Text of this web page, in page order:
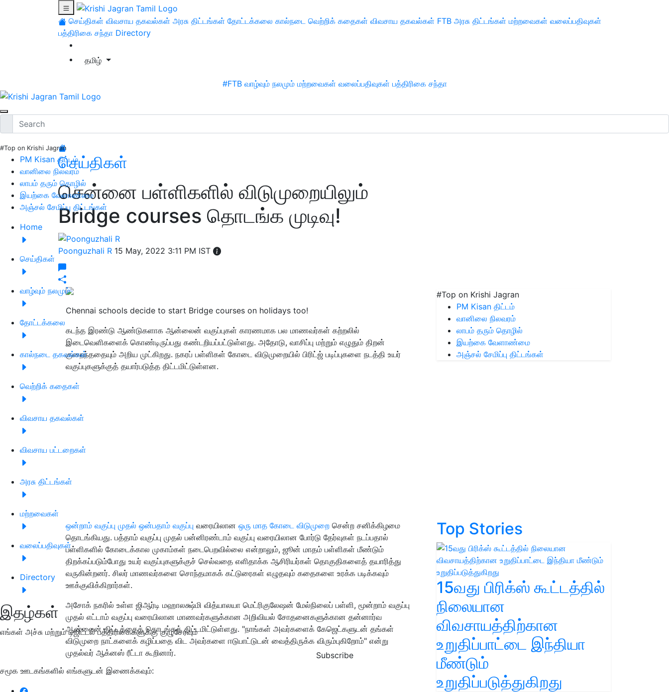
செய்திகள் விவசாய தகவல்கள் அரசு திட்டங்கள் தோட்டக்கலை கால்நடை வெற்றிக் கதைகள் விவசாய தகவல்கள் FTB அரசு திட்டங்கள் மற்றவைகள் வலைப்பதிவுகள்
பத்திரிகை சந்தா Directory
தமிழ்
#FTB வாழ்வும் நலமும் மற்றவைகள் வலைப்பதிவுகள் பத்திரிகை சந்தா
#Top on Krishi Jagran
PM Kisan திட்டம்
வானிலை நிலவரம்
லாபம் தரும் தொழில்
இயற்கை வேளாண்மை
அஞ்சல் சேமிப்பு திட்டங்கள்
Home
செய்திகள்
வாழ்வும் நலமும்
தோட்டக்கலை
கால்நடை தகவல்கள்
வெற்றிக் கதைகள்
விவசாய தகவல்கள்
விவசாய பட்டறைகள்
அரசு திட்டங்கள்
மற்றவைகள்
வலைப்பதிவுகள்
Directory
இதழ்கள்
எங்கள் அச்சு மற்றும் டிஜிட்டல் பத்திரிகைகளுக்கு குழுசேரவும்
Subscribe
சமூக ஊடகங்களில் எங்களுடன் இணைக்கவும்:
செய்திகள்
சென்னை பள்ளிகளில் விடுமுறையிலும்
Bridge courses தொடங்க முடிவு!
Poonguzhali R 15 May, 2022 3:11 PM IST
Chennai schools decide to start Bridge courses on holidays too!
கடந்த இரண்டு ஆண்டுகளாக ஆன்லைன் வகுப்புகள் காரணமாக பல மாணவர்கள் கற்றலில்
இடைவெளிகளைக் கொண்டிருப்பது கண்டறியப்பட்டுள்ளது. அதோடு, வாசிப்பு மற்றும் எழுதும் திறன்
குறைந்ததையும் அறிய முட்கிறது. நகரப் பள்ளிகள் கோடை விடுமுறையில் பிரிட்ஜ் படிப்புகளை நடத்தி உயர்
வகுப்புகளுக்குத் தயார்படுத்த திட்டமிட்டுள்ளன.
ஒன்றாம் வகுப்பு முதல் ஒன்பதாம் வகுப்பு வரையிலான ஒரு மாத கோடை விடுமுறை சென்ற சனிக்கிழமை
தொடங்கியது. பத்தாம் வகுப்பு முதல் பன்னிரண்டாம் வகுப்பு வரையிலான போர்டு தேர்வுகள் நடப்பதால்
பள்ளிகளில் கோடைக்கால முகாம்கள் நடைபெறவில்லை என்றாலும், ஜூன் மாதம் பள்ளிகள் மீண்டும்
திறக்கப்படும்போது உயர் வகுப்புகளுக்குச் செல்வதை எளிதாக்க ஆசிரியர்கள் தொகுதிகளைத் தயாரித்து
வருகின்றனர். சிலர் மாணவர்களை சொந்தமாகக் கட்டுரைகள் எழுதவும் கதைகளை உரக்க படிக்கவும்
ஊக்குவிக்கிறார்கள்.
அசோக் நகரில் உள்ள ஜிஆர்டி மஹாலக்ஷ்மி வித்யாலயா மெட்ரிகுலேஷன் மேல்நிலைப் பள்ளி, மூன்றாம் வகுப்பு
முதல் எட்டாம் வகுப்பு வரையிலான மாணவர்களுக்கான அறிவியல் சோதனைகளுக்கான தன்னார்வ
ஆன்லைன் திட்டத்தைத் தொடங்கத் திட்டமிட்டுள்ளது. "நாங்கள் அவர்களைக் கேஜெட்களுடன் தங்கள்
விடுமுறை நாட்களைக் கழிப்பதை விட அவர்களை ஈடுபாட்டுடன் வைத்திருக்க விரும்புகிறோம்" என்று
முதல்வர் ஆக்னஸ் ரீட்டா கூறினார்.
#Top on Krishi Jagran
PM Kisan திட்டம்
வானிலை நிலவரம்
லாபம் தரும் தொழில்
இயற்கை வேளாண்மை
அஞ்சல் சேமிப்பு திட்டங்கள்
Top Stories
15வது பிரிக்ஸ் கூட்டத்தில்
நிலையான
விவசாயத்திற்கான
உறுதிப்பாட்டை இந்தியா
மீண்டும்
உறுதிப்படுத்துகிறது